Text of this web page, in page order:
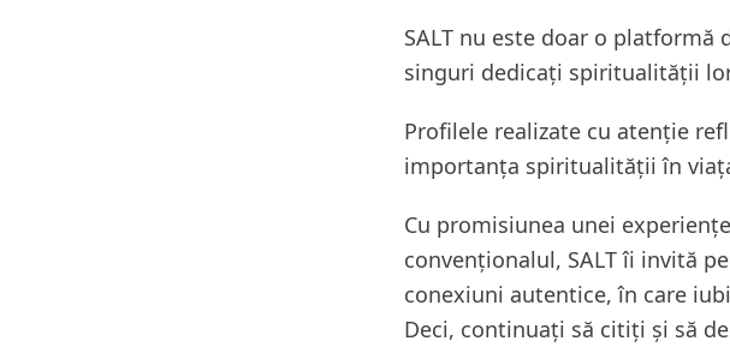
SALT nu este doar o
singuri dedicați spiritualității
Profilele realizate cu atenție
importanța spiritualității în
Cu promisiunea unei
convenționalul, SALT îi invită
conexiuni autentice, în care
Deci, continuați să citiți și să